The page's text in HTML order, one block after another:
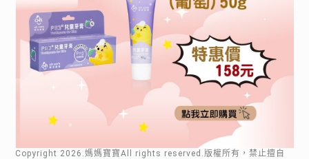
Copyright 2026 .媽媽寶寶All rights reserved.版權所有，禁止擅自